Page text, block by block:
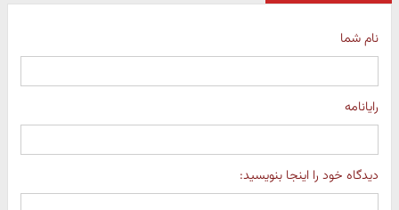
نام شما
رایانامه
دیدگاه خود را اینجا بنویسید: